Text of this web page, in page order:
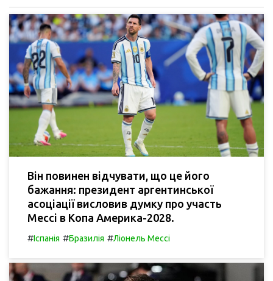
Він повинен відчувати, що це його
бажання: президент аргентинської
асоціації висловив думку про участь
Мессі в Копа Америка-2028.
#Іспанія #Бразилія #Ліонель Мессі